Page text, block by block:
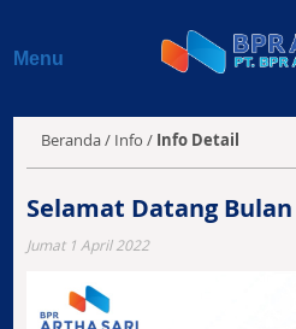
Produk & Layanan
Info BPR
Laporan Keuangan
Menu
Beranda/ Info / Info Detail
Selamat Datang
Jumat 1 April 2022